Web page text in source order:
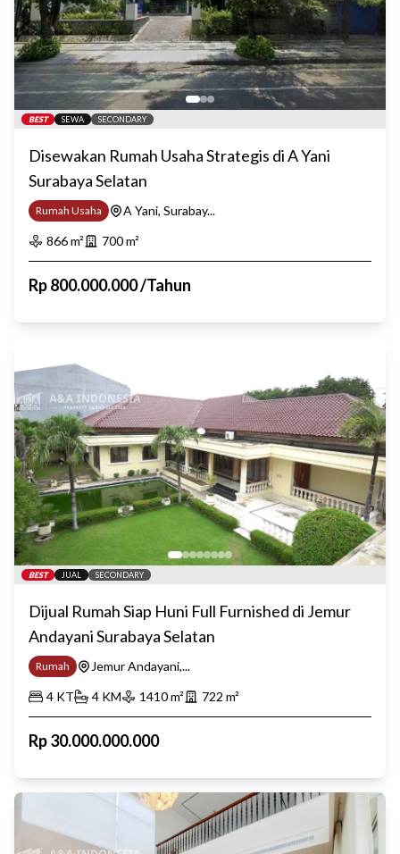
BEST SEWA SECONDARY
Disewakan Rumah Usaha Strategis di A Yani
Surabaya Selatan
Rumah Usaha
A Yani, Surabay...
866m² 700m²
Rp800.000.000/Tahun
BEST JUAL SECONDARY
Dijual Rumah Siap Huni Full Furnished di Jemur
Andayani Surabaya Selatan
Rumah
Jemur Andayani,...
4 KT 4 KM 1410m² 722 m²
Rp30.000.000.000